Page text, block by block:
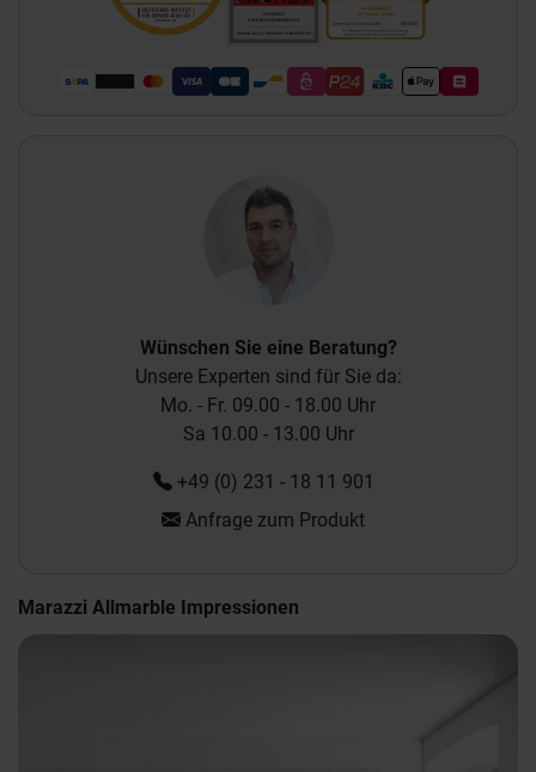
Wünschen Sie eine Beratung?
Unsere Experten sind für Sie da:
Mo. - Fr. 09.00 - 18.00 Uhr
Sa 10.00 - 13.00 Uhr
+49 (0) 231 - 18 11 901
Anfrage zum Produkt
Marazzi Allmarble Impressionen